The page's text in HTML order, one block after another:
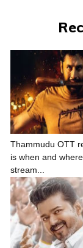
Thammudu OTT
is when and
stream...